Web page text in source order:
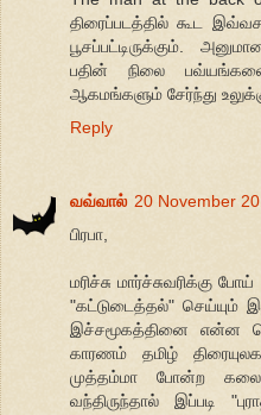
திரைப்படத்தில் கூட
பூசப்பட்டிருக்கும்.
பதின் நிலை பவ்யங்களை
ஆகமங்களும் சேர்ந்து
Reply
வவ்வால் 20 November
பிரபா,
மரிச்சு மார்ச்சுவரிக்கு
"கட்டுடைத்தல்" செய்யும்
இச்சமூகத்தினை என்ன
காரணம் தமிழ்
முத்தம்மா போன்ற
வந்திருந்தால் இப்படி